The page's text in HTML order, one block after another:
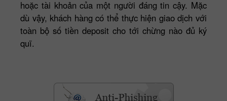
hoặc tài khoản của một người đáng tin cậy. Mặc
dù vậy, khách hàng có thể thực hiện giao dịch với
toàn bộ số tiền deposit cho tới chừng nào đủ ký
quĩ.